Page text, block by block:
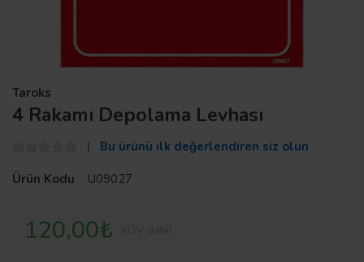
Taroks
4 Rakamı Depolama Levhası
Bu ürünü ilk değerlendiren siz olun
Ürün Kodu
U09027
120,00₺